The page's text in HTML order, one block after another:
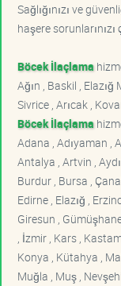
Sağlığınızı ve
haşere sorunlarınızı
Böcek İlaçlama
Ağın , Baskil , Elazığ
Sivrice , Arıcak ,
Böcek İlaçlama
Adana , Adıyaman ,
Antalya , Artvin ,
Burdur , Bursa ,
Edirne , Elazığ ,
Giresun ,
, İzmir , Kars ,
Konya , Kütahya ,
Muğla , Muş ,